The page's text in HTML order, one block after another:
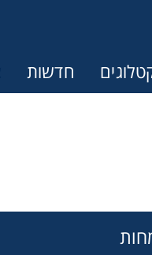
חדשות